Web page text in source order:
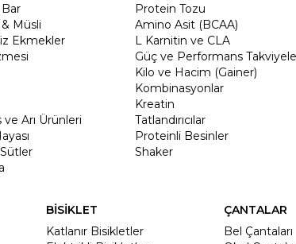
Müsli
Ekmekler
ve Arı Ürünleri
Protein Tozu
Amino Asit (BCAA)
L Karnitin ve CLA
Güç ve Performans
Kilo ve Hacim (Gainer)
Kombinasyonlar
Kreatin
Tatlandırıcılar
Proteinli Besinler
Shaker
BİSİKLET
Katlanır Bisikletler
ÇANTALAR
Bel Çantaları